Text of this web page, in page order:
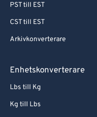
PST till EST
CST till EST
Arkivkonverterare
Enhetskonverterare
Lbs till Kg
Kg till Lbs